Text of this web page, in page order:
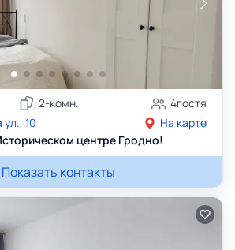
2-комн. 4гостя
10
На карте
центре Гродно!
Показать контакты